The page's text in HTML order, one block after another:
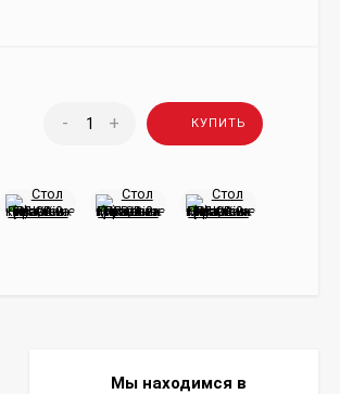
- + КУПИТЬ
Мы находимся в